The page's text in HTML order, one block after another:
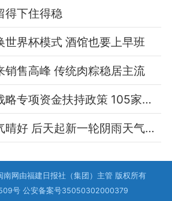
得下住得稳
世界杯模式 酒馆也要上早班
销售高峰 传统肉粽稳居主流
厦门升级标准化战略专项资金扶持政策 105家企业申报203个项目
今明两天鹭岛天气晴好 后天起新一轮阴雨天气来袭
网由福建日报社（集团）主管 版权所有
号 公安备案号35050302000379